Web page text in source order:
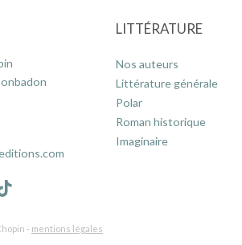
LITTÉRATURE
Nos auteurs
Littérature générale
Polar
Roman historique
Imaginaire
- mentions légales